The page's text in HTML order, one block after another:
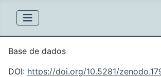
Base de dados
DOI: https://doi.org/10.5281/